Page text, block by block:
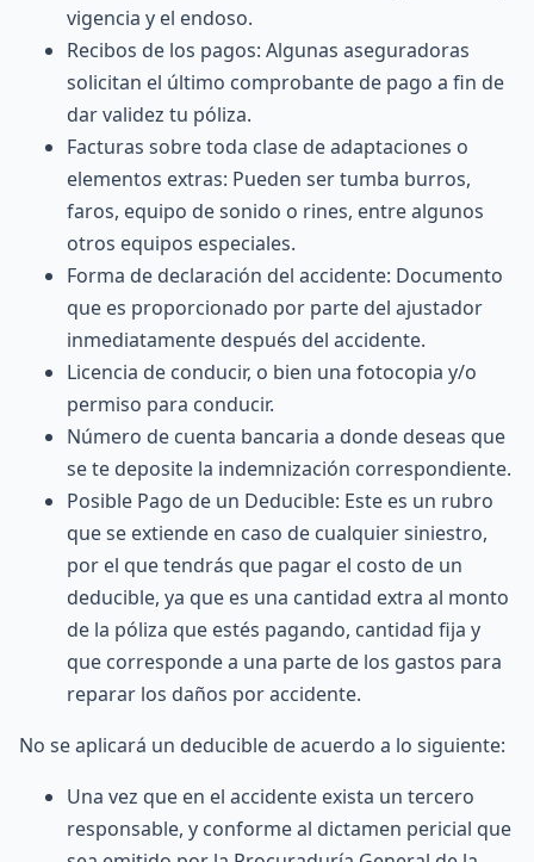
vigencia y el endoso.
Recibos de los pagos: Algunas aseguradoras
solicitan el último comprobante de pago a fin de
dar validez tu póliza.
Facturas sobre toda clase de adaptaciones o
elementos extras: Pueden ser tumba burros,
faros, equipo de sonido o rines, entre algunos
otros equipos especiales.
Forma de declaración del accidente: Documento
que es proporcionado por parte del ajustador
inmediatamente después del accidente.
Licencia de conducir, o bien una fotocopia y/o
permiso para conducir.
Número de cuenta bancaria a donde deseas que
se te deposite la indemnización correspondiente.
Posible Pago de un Deducible: Este es un rubro
que se extiende en caso de cualquier siniestro,
por el que tendrás que pagar el costo de un
deducible, ya que es una cantidad extra al monto
de la póliza que estés pagando, cantidad fija y
que corresponde a una parte de los gastos para
reparar los daños por accidente.
No se aplicará un deducible de acuerdo a lo siguiente:
Una vez que en el accidente exista un tercero
responsable, y conforme al dictamen pericial que